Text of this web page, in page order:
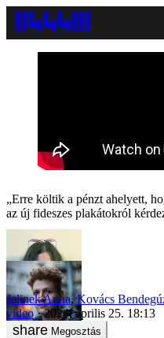
„Erre költik a pénzt ahelyett,
az új fideszes plakátokról
Jelinek Anna,Kovács
video
2024. április 25. 18:13
Megosztás